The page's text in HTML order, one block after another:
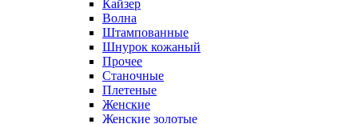
Кайзер
Волна
Штампованные
Шнурок кожаный
Прочее
Станочные
Плетеные
Женские
Женские золотые